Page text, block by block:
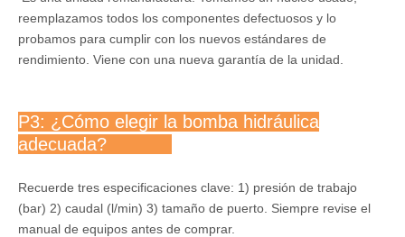
reemplazamos todos los componentes defectuosos y lo
probamos para cumplir con los nuevos estándares de
rendimiento. Viene con una nueva garantía de la unidad.
P3: ¿Cómo elegir la bomba hidráulica
adecuada?
Recuerde tres especificaciones clave: 1) presión de trabajo
(bar) 2) caudal (l/min) 3) tamaño de puerto. Siempre revise el
manual de equipos antes de comprar.